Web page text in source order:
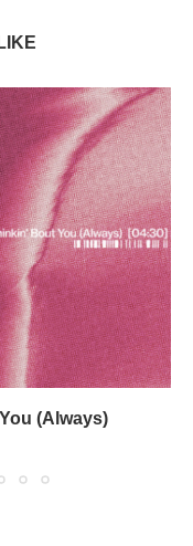
(Always)